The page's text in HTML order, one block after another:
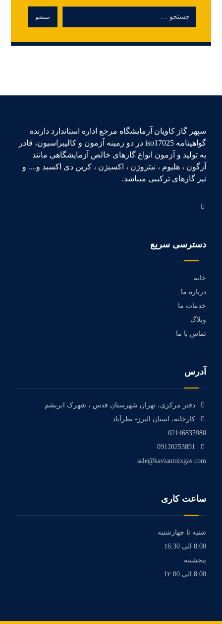
سپهر گاز کاویان آزمایشگاه مرجع اداره استاندارد دارنده
گواهینامه iso17025 در دو زمینه آزمون و کالیبراسیون، قادر
به تولید و آزمون انواع گازهای خالص آزمایشگاهی مانند
آرگون ، هلیوم ، نیتروژن ، اکسیژن ، کربن دی اکسید و.... و
نیز گازهای ترکیبی میباشد.
دسترسی سریع
خانه
درباره ما
خدمات ما
وبلاگ
تماس با ما
آدرس
دفتر مرکزی، تهران شهرستان قدس ، شهرک ابریشم
کارخانه، استان البرز- نظرآباد
02146835980
09120253891
sale@kavianmixgas.com
ساعت کاری
شنبه تا چهارشنبه
8:00 الی 16:30
پنجشنبه
8:00 الی 1۲:00